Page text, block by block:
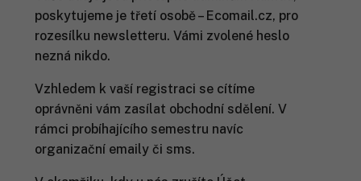
poskytujeme je třetí osobě – Ecomail.cz, pro
rozesílku newsletteru. Vámi zvolené heslo
nezná nikdo.
Vzhledem k vaší registraci se cítíme
oprávněni vám zasílat obchodní sdělení. V
rámci probíhajícího semestru navíc
organizační emaily či sms.